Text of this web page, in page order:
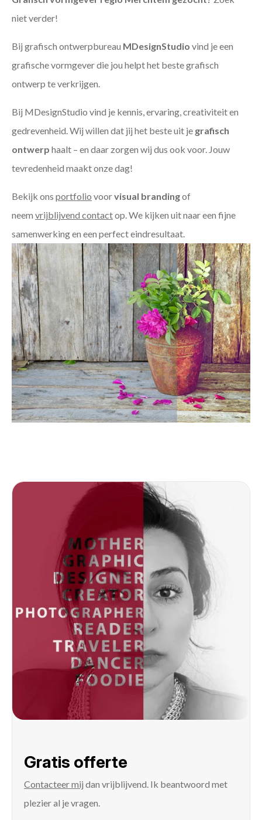
niet verder!
Bij grafisch ontwerpbureau MDesignStudio vind je een
grafische vormgever die jou helpt het beste grafisch
ontwerp te verkrijgen.
Bij MDesignStudio vind je kennis, ervaring, creativiteit en
gedrevenheid. Wij willen dat jij het beste uit je grafisch
ontwerp haalt – en daar zorgen wij dus ook voor. Jouw
tevredenheid maakt onze dag!
Bekijk ons portfolio voorvisual brandingof
neem vrijblijvend contactop. We kijken uit naar een fijne
samenwerking en een perfect eindresultaat.
Gratis offerte
Contacteer mij dan vrijblijvend. Ik beantwoord met
plezier al je vragen.